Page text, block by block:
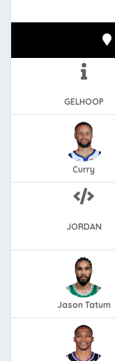
GELHOOP
Curry
JORDAN
Jason Tatum